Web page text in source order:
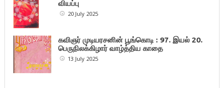
வியப்பு
20 July 2025
கவிஞர் முடியரசனின் பூங்கொடி : 97. இயல் 20.
பெருநிலக்கிழார் வாழ்த்திய காதை
13 July 2025